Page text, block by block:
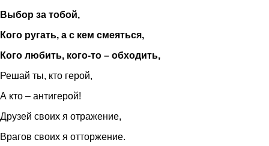
Выбор за тобой,
Кого ругать, а с кем смеяться,
Кого любить, кого-то – обходить,
Решай ты, кто герой,
А кто – антигерой!
Друзей своих я отражение,
Врагов своих я отторжение.